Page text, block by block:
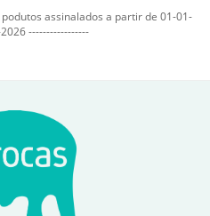
assinalados a partir de 01-01-
-----------------